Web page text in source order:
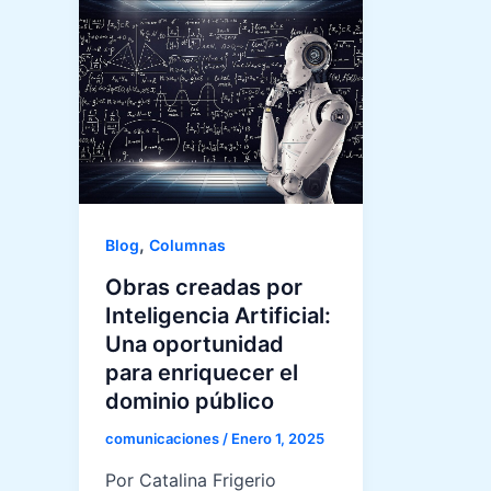
Blog, Columnas
Obras creadas por
Inteligencia Artificial:
Una oportunidad
para enriquecer el
dominio público
comunicaciones / Enero 1, 2025
Por Catalina Frigerio